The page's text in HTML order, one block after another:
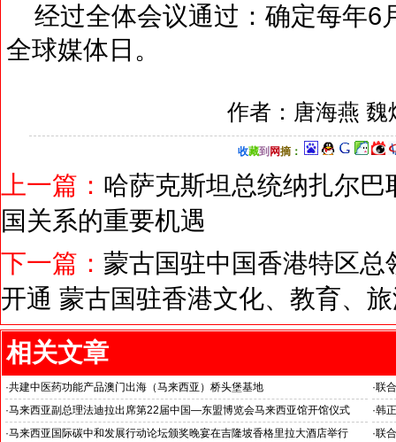
经过全体会议通过：确定每年6
全球媒体日。
作者：唐海燕
收藏到 网摘：
上一篇： 哈萨克斯坦总统纳扎尔
国关系的重要机遇
下一篇： 蒙古国驻中国香港特区
开通 蒙古国驻香港文化、教育、
相关文章
·共建中医药功能产品澳门出海（马来西亚）桥头堡基地 ·联
--促
·马来西亚副总理法迪拉出席第22届中国—东盟博览会马来西亚馆开馆仪式 ·韩
·马来西亚国际碳中和发展行动论坛颁奖晚宴在吉隆坡香格里拉大酒店举行 ·联